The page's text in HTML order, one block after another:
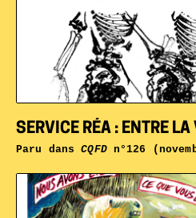
SERVICE RÉA : ENTRE
Paru dansCQFDn°126